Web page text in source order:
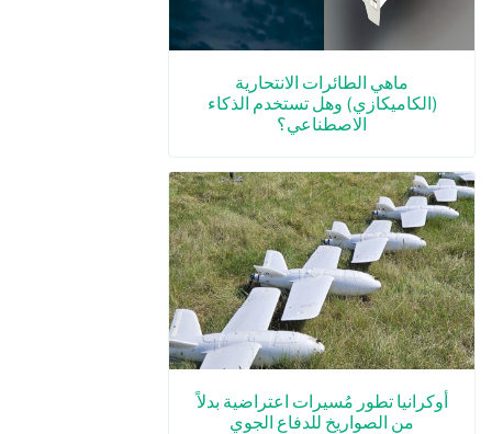
ماهي الطائرات الانتحارية
(الكاميكازي) وهل تستخدم الذكاء
الاصطناعي؟
أوكرانيا تطور مُسيرات اعتراضية بدلاً
من الصواريخ للدفاع الجوي